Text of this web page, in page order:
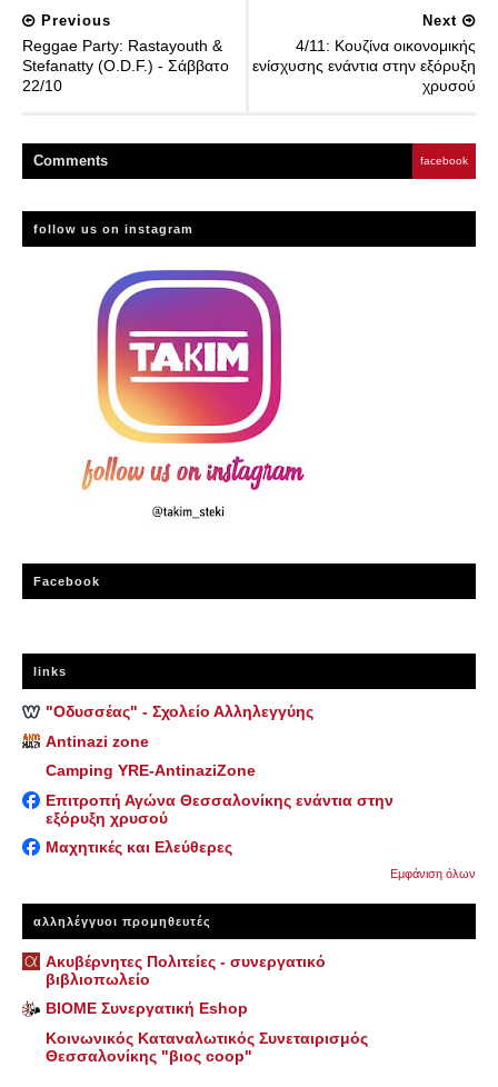
Next
4/11: Κουζίνα οικονομικής
ενίσχυσης ενάντια στην εξόρυξη
χρυσού
Previous
Reggae Party: Rastayouth &
Stefanatty (O.D.F.) - Σάββατο
22/10
Comments facebook
follow us on instagram
Facebook
links
"Οδυσσέας" - Σχολείο Αλληλεγγύης
Antinazi zone
Camping YRE-AntinaziZone
Επιτροπή Αγώνα Θεσσαλονίκης ενάντια στην
εξόρυξη χρυσού
Μαχητικές και Ελεύθερες
Εμφάνιση όλων
αλληλέγγυοι προμηθευτές
Ακυβέρνητες Πολιτείες - συνεργατικό
βιβλιοπωλείο
ΒΙΟΜΕ Συνεργατική Eshop
Κοινωνικός Καταναλωτικός Συνεταιρισμός
Θεσσαλονίκης "βιος coop"